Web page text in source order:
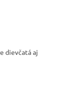
dievčatá aj